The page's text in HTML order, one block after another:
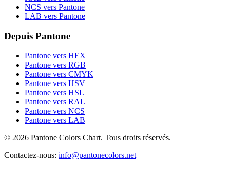
NCS vers Pantone
LAB vers Pantone
Depuis Pantone
Pantone vers HEX
Pantone vers RGB
Pantone vers CMYK
Pantone vers HSV
Pantone vers HSL
Pantone vers RAL
Pantone vers NCS
Pantone vers LAB
© 2026 Pantone Colors Chart. Tous droits réservés.
Contactez-nous: info@pantonecolors.net